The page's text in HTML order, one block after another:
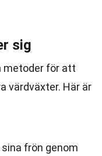
sig
metoder för att
värdväxter. Här är
frön genom